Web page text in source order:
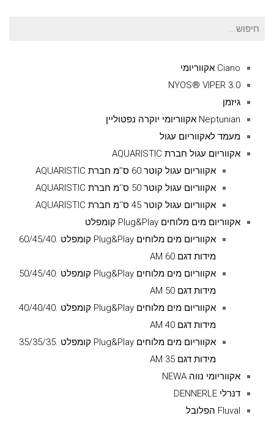
חיפוש
Ciano אקווריומי
NYOS® VIPER 3.0
גיזמן
Neptunian אקווריומי יוקרה נפטוליין
מעמד לאקווריום עגול
אקווריום עגול חברת AQUARISTIC
אקווריום עגול קוטר 60 ס''מ חברת AQUARISTIC
אקווריום עגול קוטר 50 ס''מ חברת AQUARISTIC
אקווריום עגול קוטר 45 ס''מ חברת AQUARISTIC
אקווריום מים מלוחים Plug&Play קומפלט
אקווריום מים מלוחים Plug&Play קומפלט .60/45/40
מידות דגם AM 60
אקווריום מים מלוחים Plug&Play קומפלט .50/45/40
מידות דגם AM 50
אקווריום מים מלוחים Plug&Play קומפלט .40/40/40
מידות דגם AM 40
אקווריום מים מלוחים Plug&Play קומפלט .35/35/35
מידות דגם AM 35
אקווריומי נווה NEWA
דנרלי DENNERLE
Fluval הפלובל